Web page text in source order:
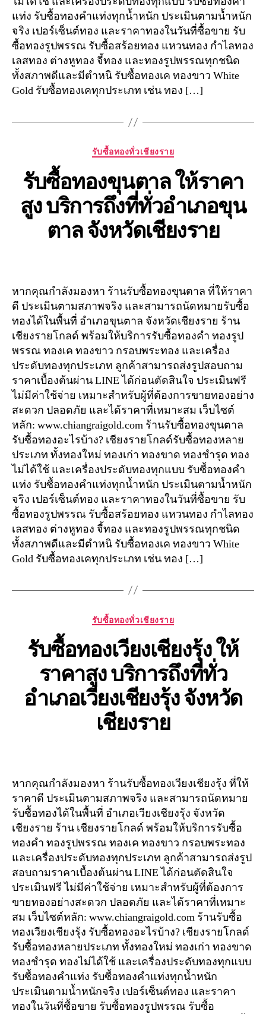
แท่ง รับซื้อทองคำแท่งทุกน้ำหนัก ประเมินตามน้ำหนัก
จริง เปอร์เซ็นต์ทอง และราคาทองในวันที่ซื้อขาย รับ
ซื้อทองรูปพรรณ รับซื้อสร้อยทอง แหวนทอง กำไลทอง
เลสทอง ต่างหูทอง จี้ทอง และทองรูปพรรณทุกชนิด
ทั้งสภาพดีและมีตำหนิ รับซื้อทองเค ทองขาว White
Gold รับซื้อทองเคทุกประเภท เช่น ทอง […]
Categories
รับซื้อทองทั่วเชียงราย
รับซื้อทองขุนตาล ให้ราคา
สูง บริการถึงที่ทั่วอำเภอขุน
ตาล จังหวัดเชียงราย
หากคุณกำลังมองหา ร้านรับซื้อทองขุนตาล ที่ให้ราคา
ดี ประเมินตามสภาพจริง และสามารถนัดหมายรับซื้อ
ทองได้ในพื้นที่ อำเภอขุนตาล จังหวัดเชียงราย ร้าน
เชียงรายโกลด์ พร้อมให้บริการรับซื้อทองคำ ทองรูป
พรรณ ทองเค ทองขาว กรอบพระทอง และเครื่อง
ประดับทองทุกประเภท ลูกค้าสามารถส่งรูปสอบถาม
ราคาเบื้องต้นผ่าน LINE ได้ก่อนตัดสินใจ ประเมินฟรี
ไม่มีค่าใช้จ่าย เหมาะสำหรับผู้ที่ต้องการขายทองอย่าง
สะดวก ปลอดภัย และได้ราคาที่เหมาะสม เว็บไซต์
หลัก: www.chiangraigold.com ร้านรับซื้อทองขุนตาล
รับซื้อทองอะไรบ้าง? เชียงรายโกลด์รับซื้อทองหลาย
ประเภท ทั้งทองใหม่ ทองเก่า ทองขาด ทองชำรุด ทอง
ไม่ได้ใช้ และเครื่องประดับทองทุกแบบ รับซื้อทองคำ
แท่ง รับซื้อทองคำแท่งทุกน้ำหนัก ประเมินตามน้ำหนัก
จริง เปอร์เซ็นต์ทอง และราคาทองในวันที่ซื้อขาย รับ
ซื้อทองรูปพรรณ รับซื้อสร้อยทอง แหวนทอง กำไลทอง
เลสทอง ต่างหูทอง จี้ทอง และทองรูปพรรณทุกชนิด
ทั้งสภาพดีและมีตำหนิ รับซื้อทองเค ทองขาว White
Gold รับซื้อทองเคทุกประเภท เช่น ทอง […]
Categories
รับซื้อทองทั่วเชียงราย
รับซื้อทองเวียงเชียงรุ้ง ให้
ราคาสูง บริการถึงที่ทั่ว
อำเภอเวียงเชียงรุ้ง จังหวัด
เชียงราย
หากคุณกำลังมองหา ร้านรับซื้อทองเวียงเชียงรุ้ง ที่ให้
ราคาดี ประเมินตามสภาพจริง และสามารถนัดหมาย
รับซื้อทองได้ในพื้นที่ อำเภอเวียงเชียงรุ้ง จังหวัด
เชียงราย ร้าน เชียงรายโกลด์ พร้อมให้บริการรับซื้อ
ทองคำ ทองรูปพรรณ ทองเค ทองขาว กรอบพระทอง
และเครื่องประดับทองทุกประเภท ลูกค้าสามารถส่งรูป
สอบถามราคาเบื้องต้นผ่าน LINE ได้ก่อนตัดสินใจ
ประเมินฟรี ไม่มีค่าใช้จ่าย เหมาะสำหรับผู้ที่ต้องการ
ขายทองอย่างสะดวก ปลอดภัย และได้ราคาที่เหมาะ
สม เว็บไซต์หลัก: www.chiangraigold.com ร้านรับซื้อ
ทองเวียงเชียงรุ้ง รับซื้อทองอะไรบ้าง? เชียงรายโกลด์
รับซื้อทองหลายประเภท ทั้งทองใหม่ ทองเก่า ทองขาด
ทองชำรุด ทองไม่ได้ใช้ และเครื่องประดับทองทุกแบบ
รับซื้อทองคำแท่ง รับซื้อทองคำแท่งทุกน้ำหนัก
ประเมินตามน้ำหนักจริง เปอร์เซ็นต์ทอง และราคา
ทองในวันที่ซื้อขาย รับซื้อทองรูปพรรณ รับซื้อ